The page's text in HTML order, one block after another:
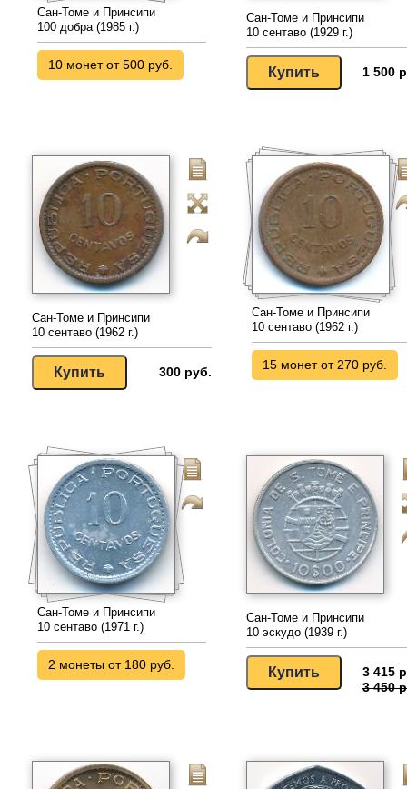
Сан-Томе и Принсипи
100 добра (1985 г.)
10 монет от 500 руб.
Сан-Томе и Принсипи
10 сентаво (1929 г.)
1 500
Сан-Томе и Принсипи
10 сентаво (1962 г.)
300 руб.
Сан-Томе и Принсипи
10 сентаво (1962 г.)
15 монет от 270 руб.
Сан-Томе и Принсипи
10 сентаво (1971 г.)
2 монеты от 180 руб.
Сан-Томе и Принсипи
10 эскудо (1939 г.)
3 415
3 450